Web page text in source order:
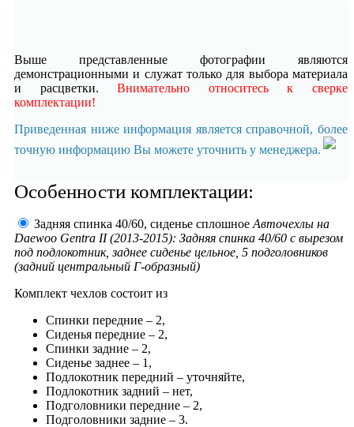
Выше представленные фотографии являются
демонстрационными и служат только для выбора материала
и расцветки.Внимательно относитесь к сверке
комплектации!
Приведенная ниже информация является справочной, более
точную информацию Вы можете уточнить у менеджера.
Особенности комплектации:
Задняя спинка 40/60, сиденье сплошное Авточехлы на
Daewoo Gentra II (2013-2015): Задняя спинка 40/60 с вырезом
под подлокотник, заднее сиденье цельное, 5 подголовников
(задний центральный Г-образный)
Комплект чехлов состоит из
Спинки передние – 2,
Сиденья передние – 2,
Спинки задние – 2,
Сиденье заднее – 1,
Подлокотник передний – уточняйте,
Подлокотник задний – нет,
Подголовники передние – 2,
Подголовники задние – 3.